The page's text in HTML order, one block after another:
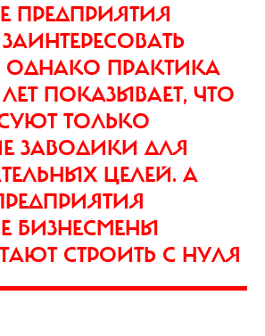
ПРЕДПРИЯТИЯ
ОДНАКО ПРАКТИКА
ПОКАЗЫВАЕТ, ЧТО
ТОЛЬКО
ЗАВОДИКИ ДЛЯ
ЦЕЛЕЙ. А
БИЗНЕСМЕНЫ
СТРОИТЬ С НУЛЯ